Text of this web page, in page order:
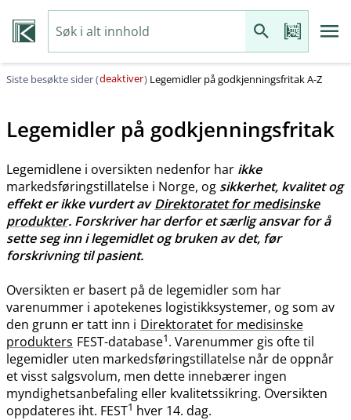
Siste besøkte sider (deaktiver) Legemidler på godkjenningsfritak A-Z
Legemidler på godkjenningsfritak
Legemidlene i oversikten nedenfor har ikke
markedsføringstillatelse i Norge, og sikkerhet, kvalitet og
effekt er ikke vurdert avDirektoratet for medisinske
produkter. Forskriver har derfor et særlig ansvar for å
sette seg inn i legemidlet og bruken av det, før
forskrivning til pasient.
Oversikten er basert på de legemidler som har
varenummer i apotekenes logistikksystemer, og som av
den grunn er tatt inn i Direktoratet for medisinske
produkters FEST-database1. Varenummer gis ofte til
legemidler uten markedsføringstillatelse når de oppnår
et visst salgsvolum, men dette innebærer ingen
myndighetsanbefaling eller kvalitetssikring. Oversikten
oppdateres iht. FEST1 hver 14. dag.